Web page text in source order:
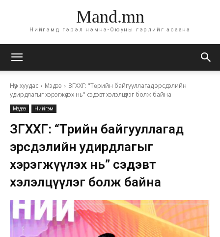
Mand.mn
Нийгэмд гэрэл нэмнэ-Оюуны гэрлийг асаана
Нүүр хуудас Мэдээ
ЗГХХГ: "Төрийн байгууллагад эрсдэлийн
удирдлагыг хэрэгжүүлэх нь" сэдэвт хэлэлцүүлэг болж байна
Мэдээ Нийгэм
ЗГХХГ: “Төрийн байгууллагад
эрсдэлийн удирдлагыг
хэрэгжүүлэх нь” сэдэвт
хэлэлцүүлэг болж байна